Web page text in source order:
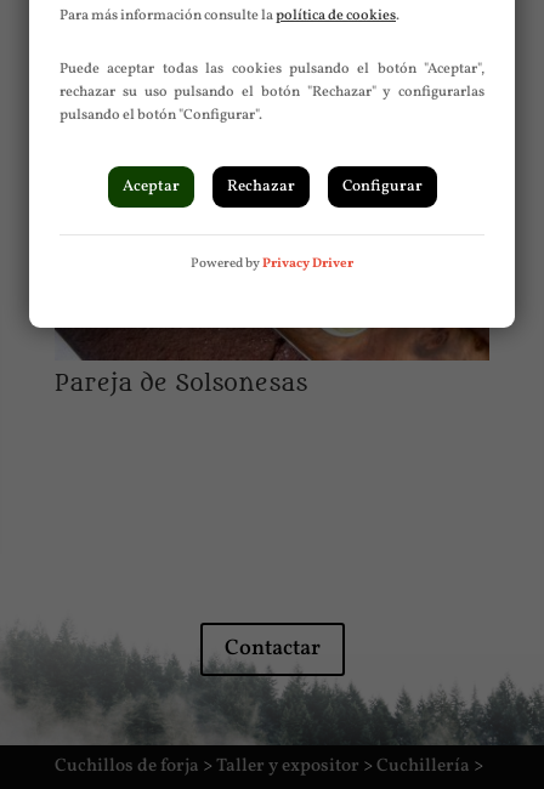
Pareja de Solsonesas
Contactar
Cuchillos de forja >Taller y expositor >Cuchillería >
Para más información consulte lapolítica de cookies.
Puede aceptar todas las cookies pulsando el botón "Aceptar",
rechazar su uso pulsando el botón "Rechazar" y configurarlas
pulsando el botón "Configurar".
Aceptar Rechazar Configurar
Powered byPrivacy Driver